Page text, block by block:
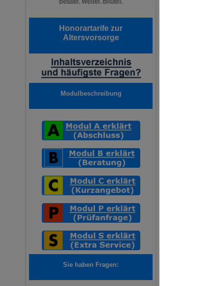
Honorartarife zur
Altersvorsorge
Modulbeschreibung
Sie haben Fragen: